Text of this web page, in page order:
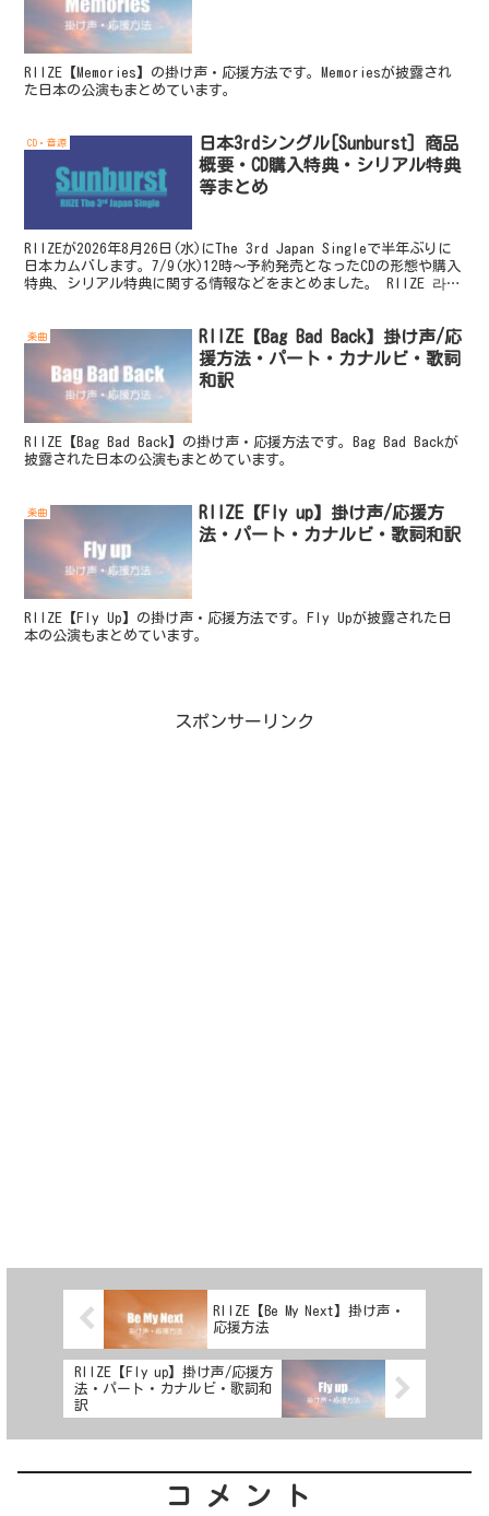
RIIZE【Memories】の掛け声・応援方法です。Memoriesが披露され
た日本の公演もまとめています。
CD・音源
日本3rdシングル[Sunburst] 商品
概要・CD購入特典・シリアル特典
等まとめ
RIIZEが2026年8月26日(水)にThe 3rd Japan Singleで半年ぶりに
日本カムバします。7/9(水)12時～予約発売となったCDの形態や購入
特典、シリアル特典に関する情報などをまとめました。 RIIZE 라이
楽曲
RIIZE【Bag Bad Back】掛け声/応
援方法・パート・カナルビ・歌詞
和訳
RIIZE【Bag Bad Back】の掛け声・応援方法です。Bag Bad Backが
披露された日本の公演もまとめています。
楽曲
RIIZE【Fly up】掛け声/応援方
法・パート・カナルビ・歌詞和訳
RIIZE【Fly Up】の掛け声・応援方法です。Fly Upが披露された日
本の公演もまとめています。
スポンサーリンク
RIIZE【Be My Next】掛け声・
応援方法
RIIZE【Fly up】掛け声/応援方
法・パート・カナルビ・歌詞和
訳
コメント